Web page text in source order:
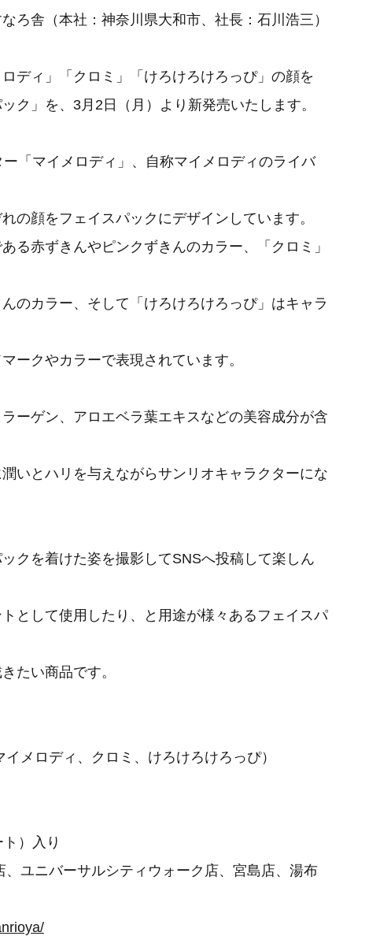
ろ舎（本社：神奈川県大和市、社長：石川浩三）
ディ」「クロミ」「けろけろけろっぴ」の顔を
ク」を、3月2日（月）より新発売いたします。
「マイメロディ」、自称マイメロディのライバ
の顔をフェイスパックにデザインしています。
る赤ずきんやピンクずきんのカラー、「クロミ」
のカラー、そして「けろけろけろっぴ」はキャラ
ークやカラーで表現されています。
ーゲン、アロエベラ葉エキスなどの美容成分が含
いとハリを与えながらサンリオキャラクターにな
クを着けた姿を撮影してSNSへ投稿して楽しん
として使用したり、と用途が様々あるフェイスパ
たい商品です。
メロディ、クロミ、けろけろけろっぴ）
）入り
ユニバーサルシティウォーク店、宮島店、湯布